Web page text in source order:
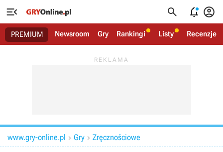
   
PREMIUM Newsroom Gry Rankingi Listy Recenzje
www.gry-online.pl  Gry  Zręcznościowe